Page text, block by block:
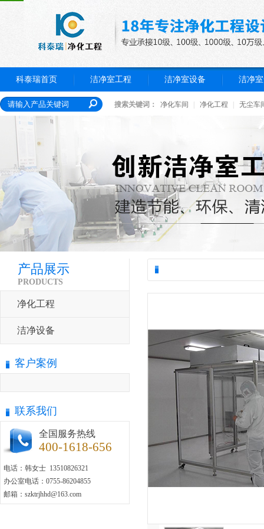
科泰瑞首页 洁净室工程 洁净室设备 洁净
搜索关键词： 净化车间 净化工程 无尘车
产品展示
PRODUCTS
净化工程
洁净设备
客户案例
联系我们
全国服务热线
400-1618-656
电话：韩女士 13510826321
办公室电话：0755-86204855
邮箱：szktrjhhd@163.com